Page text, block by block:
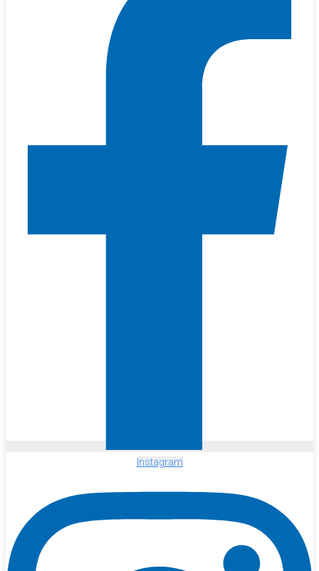
Instagram